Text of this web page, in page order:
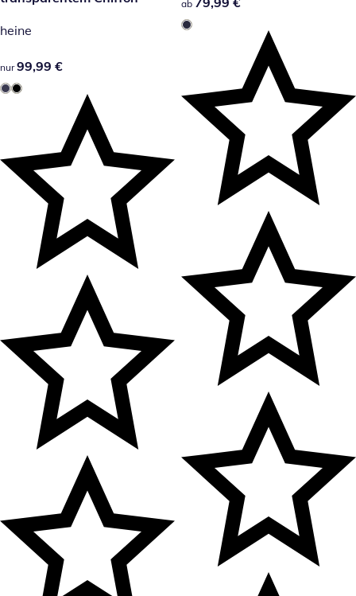
heine
99,99 €
nur 99,99 €
ab